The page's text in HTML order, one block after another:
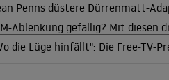
Penns düstere Dürrenmatt-
Ablenkung gefällig? Mit diesen
die Lüge hinfällt": Die Free-TV-